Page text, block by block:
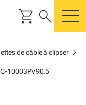
shopping_cart search
de câble à clipserchevron_right
10003PV90.5